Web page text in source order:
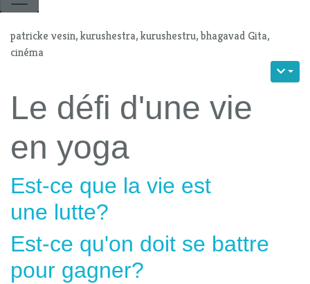
patricke vesin, kurushestra, kurushestru, bhagavad Gita,
cinéma
Le défi d'une vie
en yoga
Est-ce que la vie est
une lutte?
Est-ce qu'on doit se battre
pour gagner?